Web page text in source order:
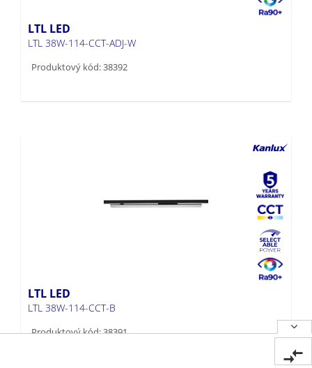
LTL LED
LTL 38W-114-CCT-ADJ-W
Produktový kód: 38392
LTL LED
LTL 38W-114-CCT-B
Produktový kód: 38391